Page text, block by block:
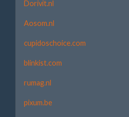
Dorivit.nl
Aosom.nl
cupidoschoice.com
blinkist.com
rumag.nl
pixum.be